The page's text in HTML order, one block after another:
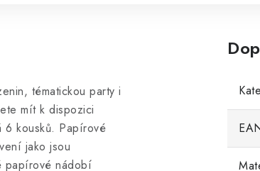
tématickou party i
mít k dispozici
6 kousků. Papírové
jako jsou
papírové nádobí